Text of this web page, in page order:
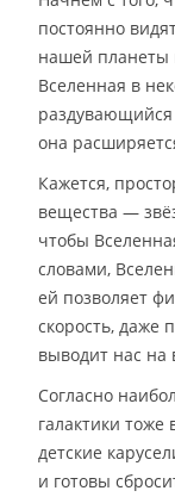
постоянно
нашей планеты
Вселенная в
она
Кажется,
вещества —
чтобы
словами,
ей позволяет
скорость, даже
выводит нас на
Согласно
галактики
детские
и готовы